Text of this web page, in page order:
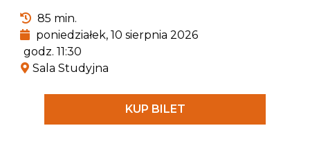
wybawcą księżniczek. Przekonany, że świat
pełen jest czekających go wyzwań, porzuca
rodzinne strony, by walczyć ze złem i nieść
pomoc słabszym.
85 min.
poniedziałek, 10 sierpnia 2026
godz. 11:30
Sala Studyjna
KUP BILET